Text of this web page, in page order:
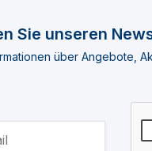
Sie unseren
über Angebote,